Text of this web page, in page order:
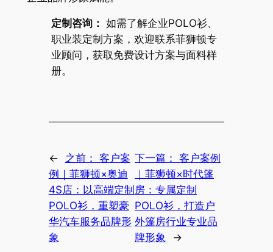
定制咨询： 如需了解企业POLO衫、
职业装定制方案，欢迎联系菲狮顿专
业顾问，获取免费设计方案与面料样
册。
← 之前： 客户案
例｜菲狮顿×奥迪
4S店：以高端定制
POLO衫，重塑豪
华汽车服务品牌形
象
下一篇：
客户案例
｜菲狮顿×时代篷
房：专属定制
POLO衫，打造户
外篷房行业专业品
牌形象
→